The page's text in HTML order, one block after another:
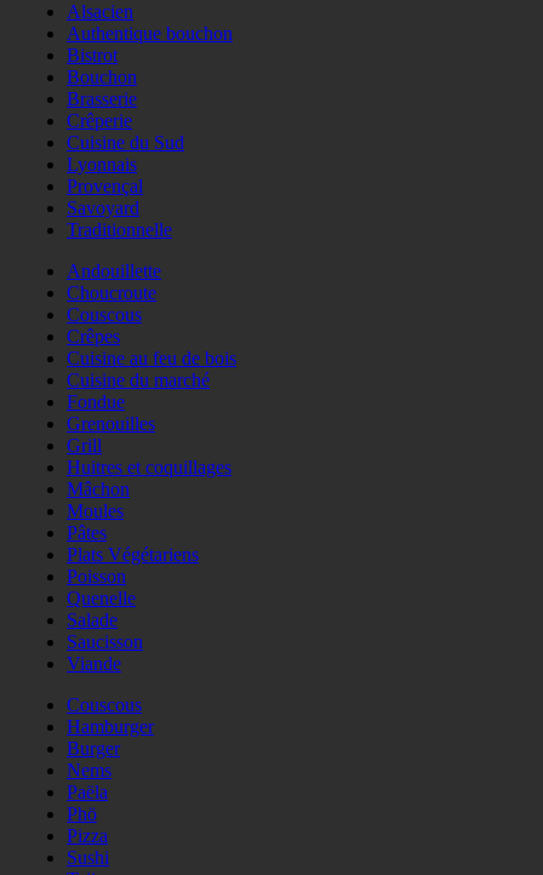
Alsacien
Authentique bouchon
Bistrot
Bouchon
Brasserie
Crêperie
Cuisine du Sud
Lyonnais
Provençal
Savoyard
Traditionnelle
Andouillette
Choucroute
Couscous
Crêpes
Cuisine au feu de bois
Cuisine du marché
Fondue
Grenouilles
Grill
Huitres et coquillages
Mâchon
Moules
Pâtes
Plats Végétariens
Poisson
Quenelle
Salade
Saucisson
Viande
Couscous
Hamburger
Burger
Nems
Paëla
Phö
Pizza
Sushi